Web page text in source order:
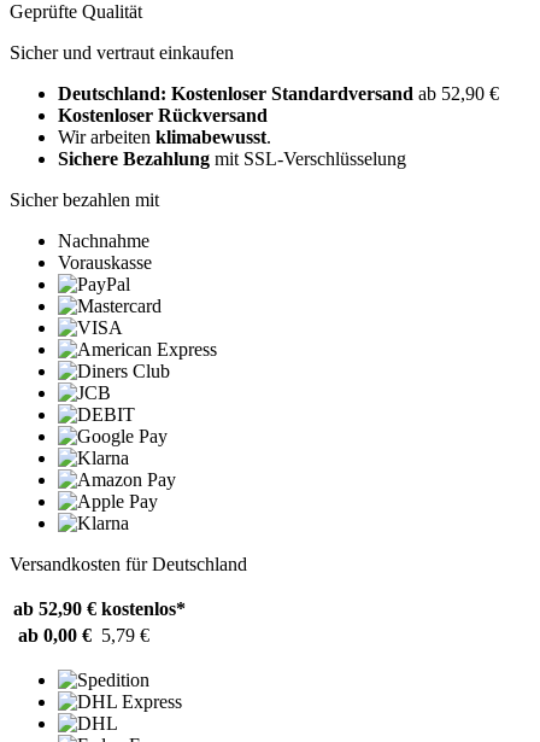
Geprüfte Qualität
Sicher und vertraut einkaufen
Deutschland: Kostenloser Standardversand ab 52,90 €
Kostenloser Rückversand
Wir arbeiten klimabewusst.
Sichere Bezahlung mit SSL-Verschlüsselung
Sicher bezahlen mit
Nachnahme
Vorauskasse
Versandkosten für Deutschland
ab 52,90 € kostenlos*
ab 0,00 € 5,79 €